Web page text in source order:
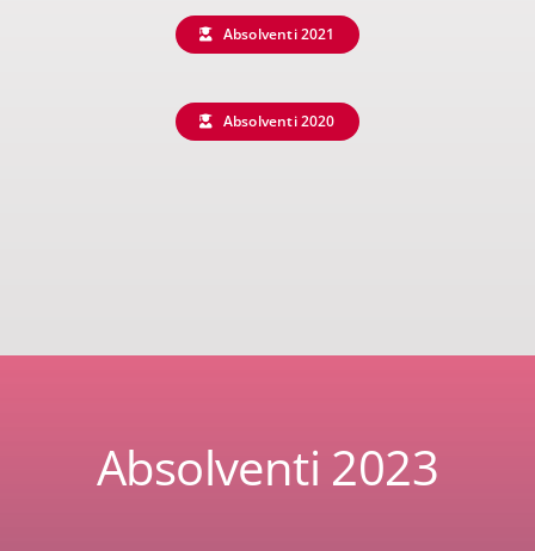
Absolventi 2021
Absolventi 2020
Absolventi 2023